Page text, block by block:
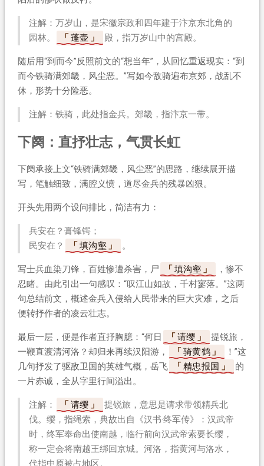
注解：万岁山，是宋徽宗政和四年建于汴京东北角的
园林。
蓬壶 殿，指万岁山中的宫殿。
随后用“到而今”反照前文的“想当年”，从回忆重返现实：“到
而今铁骑满郊畿，风尘恶。”写如今敌骑遍布京郊，战乱不
休，形势十分险恶。
注解：铁骑，此处指金兵。郊畿，指汴京一带。
下阕：直抒壮志，气贯长虹
下阕承接上文“铁骑满郊畿，风尘恶”的思路，继续展开描
写，笔触细致，满腔义愤，道尽金兵的残暴凶狠。
开头先用两个设问排比，简洁有力：
兵安在？膏锋锷；
民安在？
填沟壑 。
写士兵血染刀锋，百姓惨遭杀害，尸 填沟壑
，惨不
忍睹。由此引出一句感叹：“叹江山如故，千村寥落。”这两
句总结前文，概述金兵入侵给人民带来的巨大灾难，之后
便转抒作者的凌云壮志。
最后一层，便是作者直抒胸臆：“何日 请缨
提锐旅，
一鞭直渡清河洛？却归来再续汉阳游，
骑黄鹤
！”这
几句抒发了驱敌卫国的英雄气概，岳飞
精忠报国
的
一片赤诚，全从字里行间溢出。
注解： 请缨
提锐旅，意思是请求带领精兵北
伐。缨，指绳索，典故出自《汉书·终军传》：汉武帝
时，终军奉命出使南越，临行前向汉武帝索要长缨，
称一定会将南越王绑回京城。河洛，指黄河与洛水，
代指中原被占地区。